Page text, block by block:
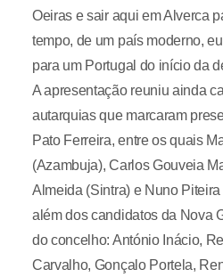
Oeiras e sair aqui em Alverca
tempo, de um país moderno,
para um Portugal do início da
A apresentação reuniu ainda
autarquias que marcaram
Pato Ferreira, entre os quais
(Azambuja), Carlos Gouveia
Almeida (Sintra) e Nuno
além dos candidatos da Nova
do concelho: António Inácio,
Carvalho, Gonçalo Portela,